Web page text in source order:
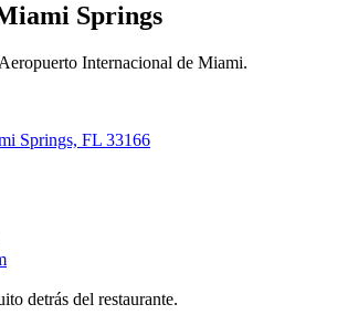
Springs
Internacional de Miami.
Springs, FL 33166
detrás del restaurante.